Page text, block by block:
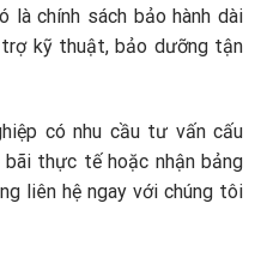
là chính sách bảo hành dài
kỹ thuật, bảo dưỡng tận
có nhu cầu tư vấn cấu
thực tế hoặc nhận bảng
liên hệ ngay với chúng tôi